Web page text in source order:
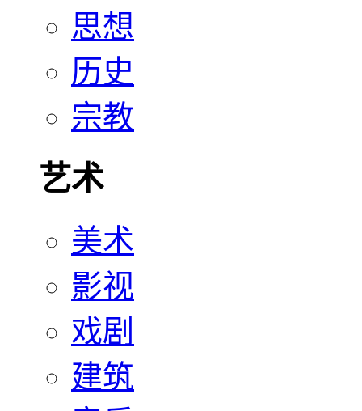
思想
历史
宗教
艺术
美术
影视
戏剧
建筑